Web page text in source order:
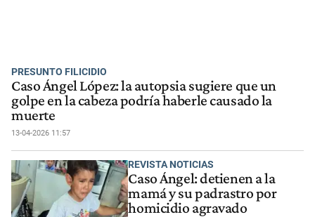
PRESUNTO FILICIDIO
Caso Ángel López: la autopsia sugiere que un
golpe en la cabeza podría haberle causado la
muerte
13-04-2026 11:57
REVISTA NOTICIAS
Caso Ángel: detienen a la
mamá y su padrastro por
homicidio agravado